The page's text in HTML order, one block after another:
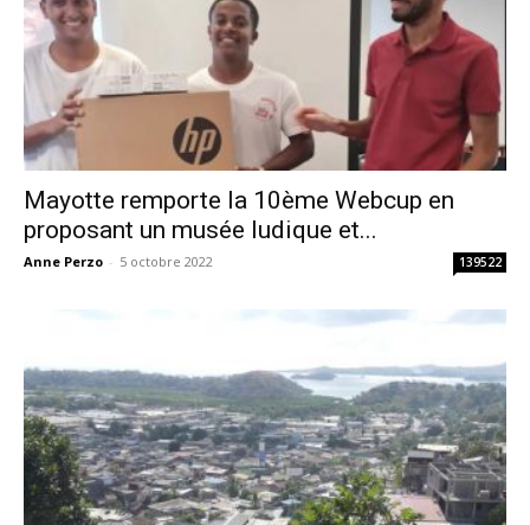
Mayotte remporte la 10ème Webcup en
proposant un musée ludique et...
Anne Perzo - 5 octobre 2022 139522